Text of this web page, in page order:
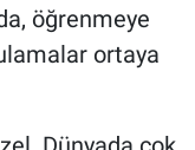
öğrenmeye
ortaya